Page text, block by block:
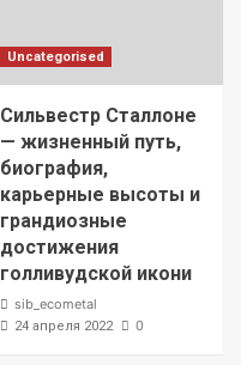
Uncategorised
Сильвестр Сталлоне
— жизненный путь,
биография,
карьерные высоты и
грандиозные
достижения
голливудской икони
sib_ecometal
24 апреля 2022 0